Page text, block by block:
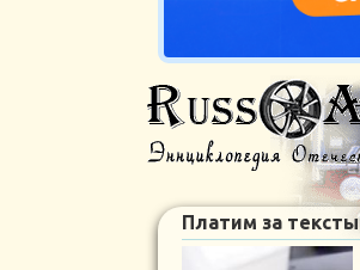
Платим за тексты